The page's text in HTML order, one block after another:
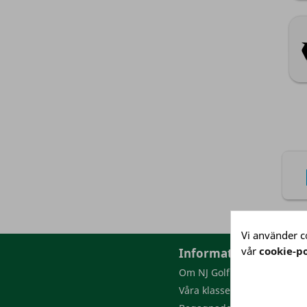
Information
Om NJ Golf
Våra klasser
Vi använder
vår cookie-